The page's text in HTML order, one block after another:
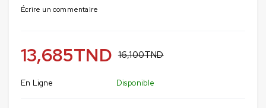
Écrire un commentaire
16,100TND
13,685TND
En Ligne Disponible